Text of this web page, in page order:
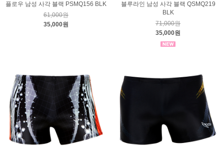
플로우 남성 사각 블랙 PSMQ156 BLK
61,000원
35,000원
블루라인 남성 사각 블랙 QSMQ219
BLK
71,000원
35,000원